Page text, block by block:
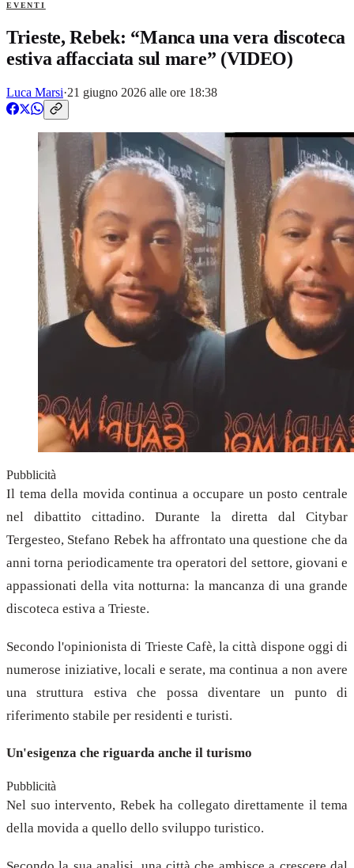
EVENTI
Trieste, Rebek: “Manca una vera discoteca
estiva affacciata sul mare” (VIDEO)
Luca Marsi·21 giugno 2026 alle ore 18:38
Pubblicità
Il tema della movida continua a occupare un posto centrale
nel dibattito cittadino. Durante la diretta dal Citybar
Tergesteo, Stefano Rebek ha affrontato una questione che da
anni torna periodicamente tra operatori del settore, giovani e
appassionati della vita notturna: la mancanza di una grande
discoteca estiva a Trieste.
Secondo l'opinionista di Trieste Cafè, la città dispone oggi di
numerose iniziative, locali e serate, ma continua a non avere
una struttura estiva che possa diventare un punto di
riferimento stabile per residenti e turisti.
Un'esigenza che riguarda anche il turismo
Pubblicità
Nel suo intervento, Rebek ha collegato direttamente il tema
della movida a quello dello sviluppo turistico.